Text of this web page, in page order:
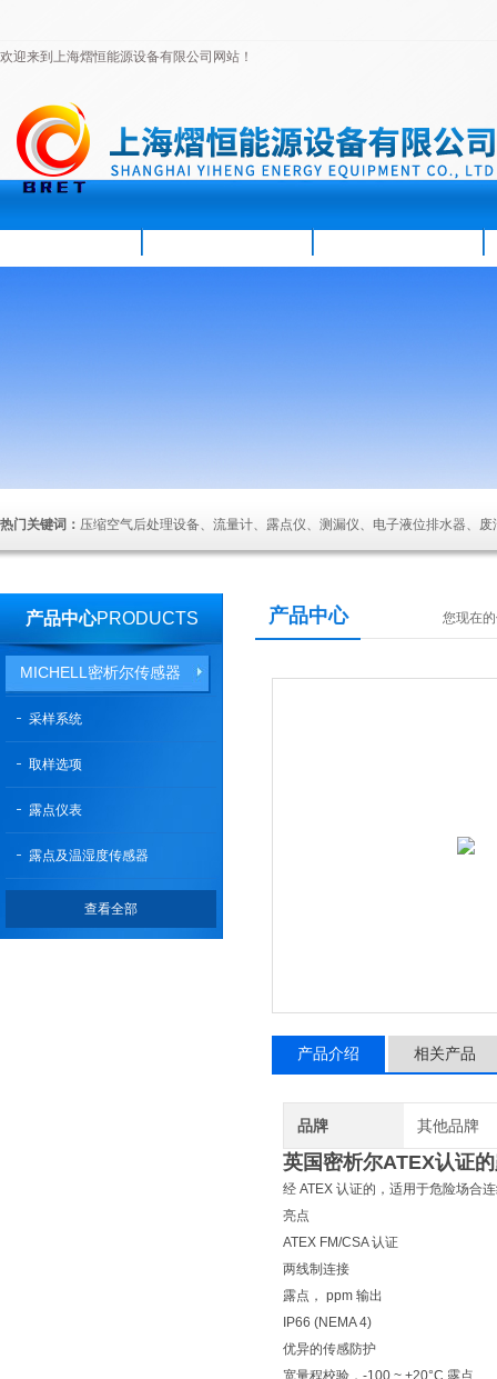
欢迎来到上海熠恒能源设备有限公司网站！
热门关键词： 压缩空气后处理设备、流量计、露点仪、测漏仪、电子液位排水器、
产品中心PRODUCTS
MICHELL密析尔传感器
采样系统
取样选项
露点仪表
露点及温湿度传感器
查看全部
产品中心 您现在
产品介绍 相关产品
品牌 其他品牌
英国密析尔ATEX认证
经 ATEX 认证的，适用于危险场合
亮点
ATEX FM/CSA 认证
两线制连接
露点， ppm 输出
IP66 (NEMA 4)
优异的传感防护
宽量程校验，-100 ~ +20°C 露点